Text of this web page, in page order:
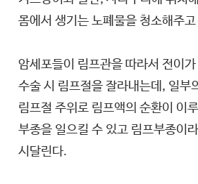
몸에서 생기는 노폐물을 청소해주
암세포들이 림프관을 따라서 전이
수술 시 림프절을 잘라내는데, 일부
림프절 주위로 림프액의 순환이 이
부종을 일으킬 수 있고 림프부종이
시달린다.